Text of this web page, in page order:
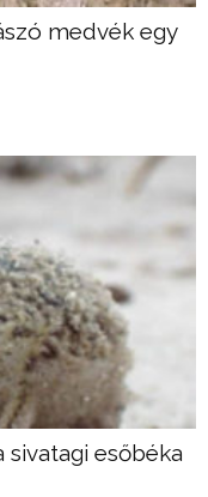
medvék egy
sivatagi esőbéka